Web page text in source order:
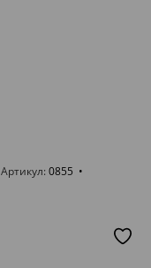
Артикул 0855